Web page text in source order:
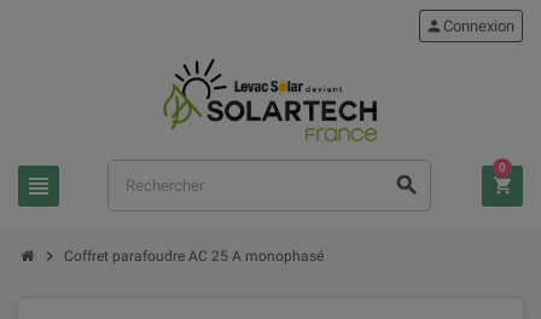
view_headline search
person Connexion
shopping_cart
0
chevron_right Coffret parafoudre AC 25 A monophasé